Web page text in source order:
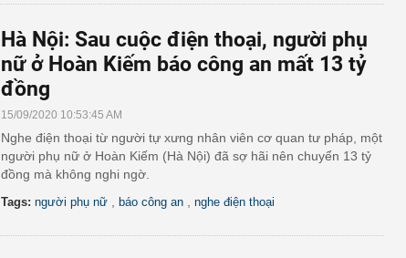
Hà Nội: Sau cuộc điện thoại, người phụ
nữ ở Hoàn Kiếm báo công an mất 13 tỷ
đồng
15/09/2020 10:53:45 AM
Nghe điện thoại từ người tự xưng nhân viên cơ quan tư pháp, một
người phụ nữ ở Hoàn Kiếm (Hà Nội) đã sợ hãi nên chuyển 13 tỷ
đồng mà không nghi ngờ.
Tags: người phụ nữ báo công an nghe điện thoại